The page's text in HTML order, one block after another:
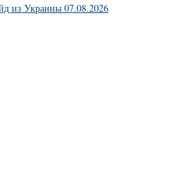
из Украины 07.08.2026